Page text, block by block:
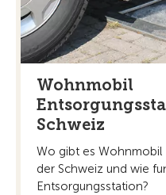
Wohnmobil
Schweiz
Wo gibt es
der Schweiz und wie
Entsorgungsstation?